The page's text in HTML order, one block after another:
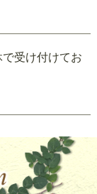
受け付けてお